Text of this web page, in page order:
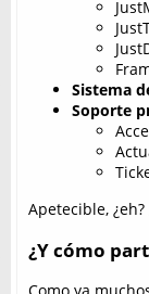
Sistema
Soporte
Apetecible, ¿eh?
¿Y cómo